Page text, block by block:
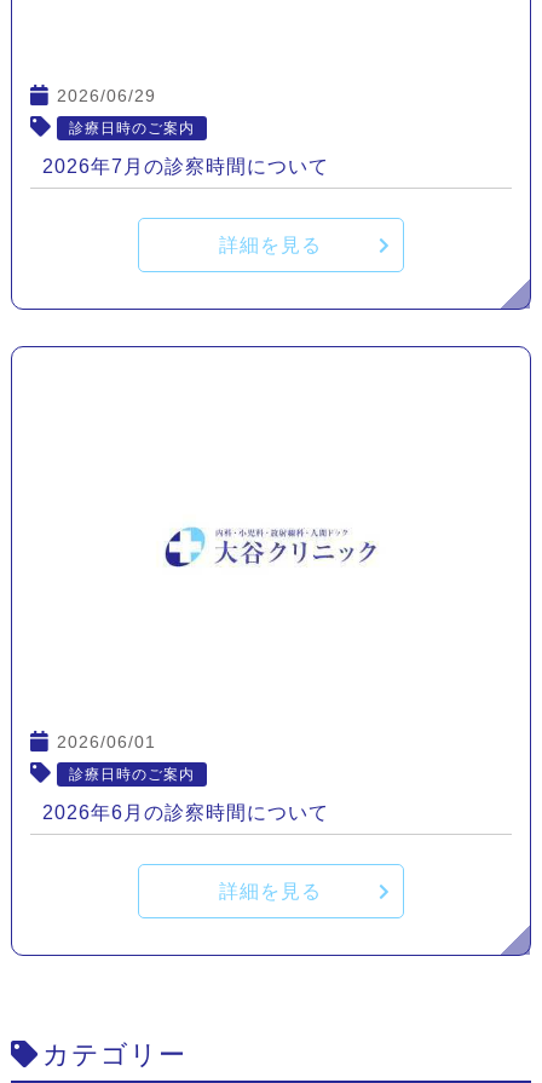
2026/06/29
診療日時のご案内
2026年7月の診察時間について
詳細を見る
2026/06/01
診療日時のご案内
2026年6月の診察時間について
詳細を見る
カテゴリー